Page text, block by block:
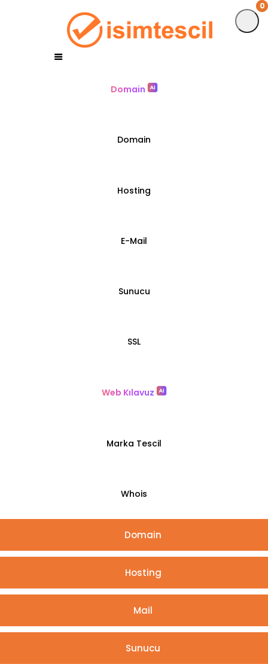
0
Domain
Domain
Hosting
E-Mail
Sunucu
SSL
Web Kılavuz
Marka Tescil
Whois
Domain
Hosting
Mail
Sunucu
0